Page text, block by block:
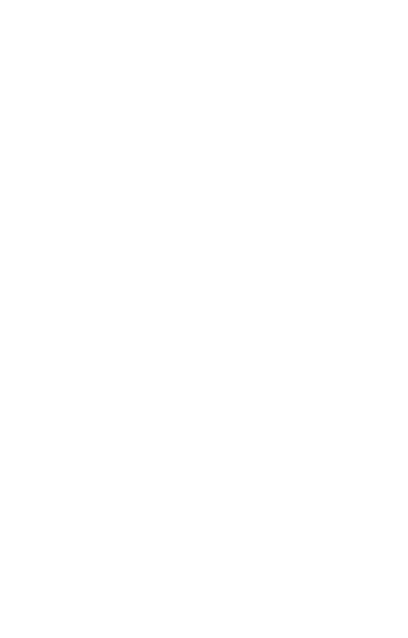
させていただ
き作成されるも
をご了承くださ
御機器販売店・
ようお願いしま
です。
ありません。
です。
1000ppm以下、
下、フタル酸ジブチ
) : 1000ppm、
、
貨物等」とい
可)を取得する
要な手段を講じ
通知します。
、取り引きをい
ムロン制御